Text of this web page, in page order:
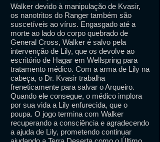
Walker devido à manipulação de Kvasir,
os nanotritos do Ranger também são
suscetíveis ao vírus. Engasgado até a
morte ao lado do corpo quebrado de
General Cross, Walker é salvo pela
intervenção de Lily, que os devolve ao
escritório de Hagar em Wellspring para
tratamento médico. Com a arma de Lily na
cabeça, o Dr. Kvasir trabalha
freneticamente para salvar o Arqueiro.
Quando ele consegue, o médico implora
por sua vida a Lily enfurecida, que o
poupa. O jogo termina com Walker
recuperando a consciência e agradecendo
a ajuda de Lily, prometendo continuar